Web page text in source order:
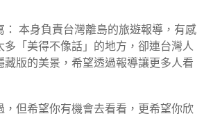
： 本身負責台灣離島的旅遊報導，有感
多「美得不像話」的地方，卻連台灣人
藏版的美景，希望透過報導讓更多人看
，但希望你有機會去看看，更希望你欣